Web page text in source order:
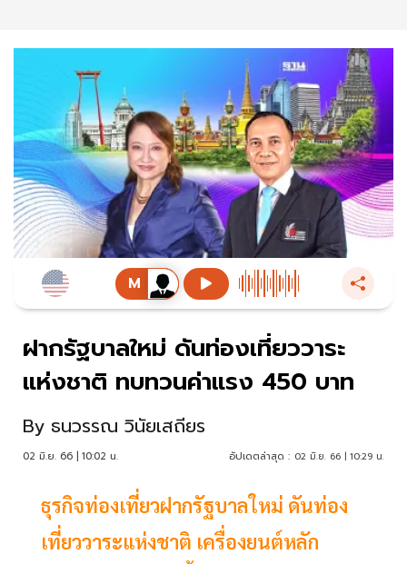
ฝากรัฐบาลใหม่ ดันท่องเที่ยววาระ
แห่งชาติ ทบทวนค่าแรง 450 บาท
By ธนวรรณ วินัยเสถียร
02 มิ.ย. 66 | 10:02 น. อัปเดตล่าสุด : 02 มิ.ย. 66 | 10:29 น.
ธุรกิจท่องเที่ยวฝากรัฐบาลใหม่ ดันท่อง
เที่ยววาระแห่งชาติ เครื่องยนต์หลัก